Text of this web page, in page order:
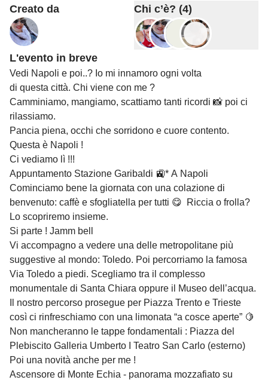
Creato da Chi c’è? (4)
L'evento in breve
Vedi Napoli e poi..? Io mi innamoro ogni volta
di questa città. Chi viene con me ?
Camminiamo, mangiamo, scattiamo tanti ricordi 📸 poi ci
rilassiamo.
Pancia piena, occhi che sorridono e cuore contento.
Questa è Napoli !
Ci vediamo lì !!!
Appuntamento Stazione Garibaldi 🚉* A Napoli
Cominciamo bene la giornata con una colazione di
benvenuto: caffè e sfogliatella per tutti 😋 Riccia o frolla?
Lo scopriremo insieme.
Si parte ! Jamm bell
Vi accompagno a vedere una delle metropolitane più
suggestive al mondo: Toledo. Poi percorriamo la famosa
Via Toledo a piedi. Scegliamo tra il complesso
monumentale di Santa Chiara oppure il Museo dell’acqua.
Il nostro percorso prosegue per Piazza Trento e Trieste
così ci rinfreschiamo con una limonata “a cosce aperte” 🍋
Non mancheranno le tappe fondamentali : Piazza del
Plebiscito Galleria Umberto I Teatro San Carlo (esterno)
Poi una novità anche per me !
Ascensore di Monte Echia - panorama mozzafiato su